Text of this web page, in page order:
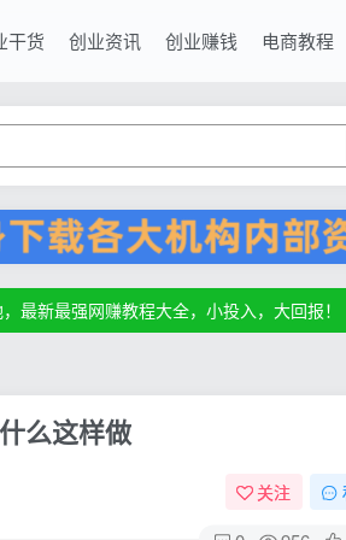
干货 创业资讯 创业赚钱 电商教程
最新最强网赚教程大全，小投入，大回报！
最新最强网赚教程大全，小投入，大回报！
最新最强网赚教程大全，小投入，大回报！
么这样做
关注